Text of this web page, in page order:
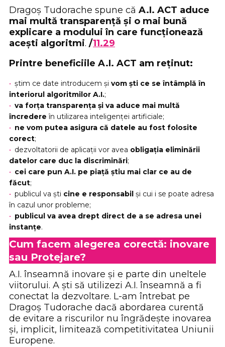
Dragoș Tudorache spune că A.I. ACT aduce
mai multă transparență și o mai bună
explicare a modului în care funcționează
acești algoritmi. /11.29
Printre beneficiile A.I. ACT am reținut:
știm ce date introducem și vom ști ce se întâmplă în
interiorul algoritmilor A.I.;
va forța transparența și va aduce mai multă
încredere în utilizarea inteligenței artificiale;
ne vom putea asigura că datele au fost folosite
corect;
dezvoltatorii de aplicații vor avea obligația eliminării
datelor care duc la discriminări;
cei care pun A.I. pe piață știu mai clar ce au de
făcut;
publicul va ști cine e responsabil și cui i se poate adresa
în cazul unor probleme;
publicul va avea drept direct de a se adresa unei
instanțe.
Cum facem alegerea corectă: inovare
sau Protejare?
A.I. înseamnă inovare și e parte din uneltele
viitorului. A ști să utilizezi A.I. înseamnă a fi
conectat la dezvoltare. L-am întrebat pe
Dragoș Tudorache dacă abordarea curentă
de evitare a riscurilor nu îngrădește inovarea
și, implicit, limitează competitivitatea Uniunii
Europene.